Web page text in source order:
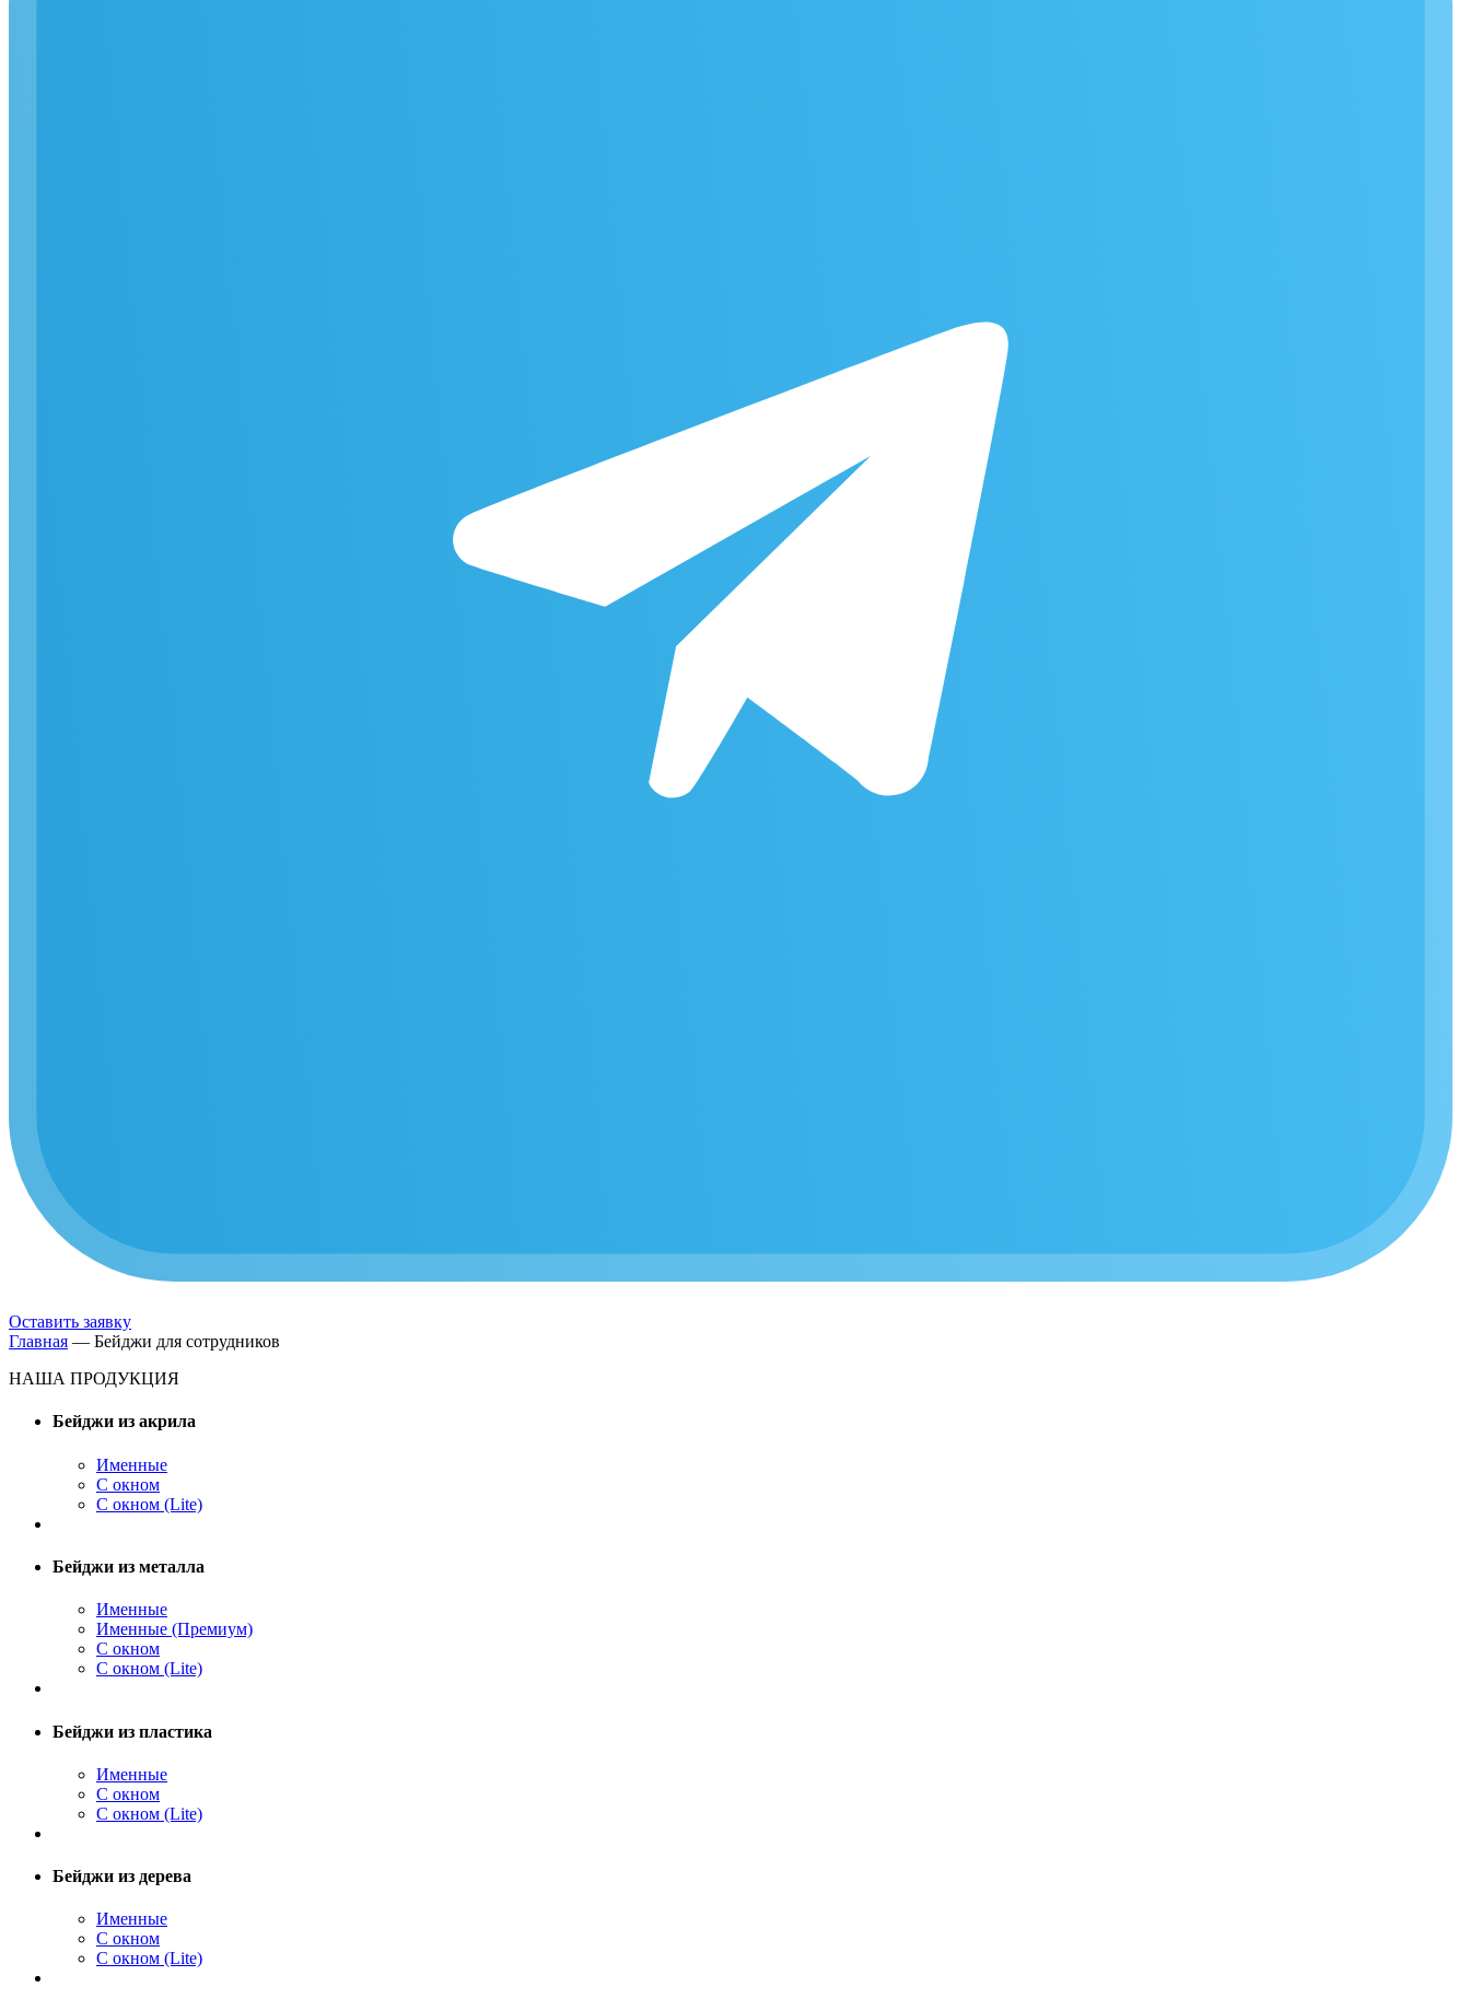
Оставить заявку
Главная — Бейджи для сотрудников
НАША ПРОДУКЦИЯ
Бейджи из акрила
Именные
С окном
С окном (Lite)
Бейджи из металла
Именные
Именные (Премиум)
С окном
С окном (Lite)
Бейджи из пластика
Именные
С окном
С окном (Lite)
Бейджи из дерева
Именные
С окном
С окном (Lite)